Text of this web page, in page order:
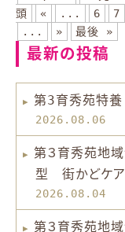
頭
« ... 6 7
...
» 最後 »
最新の投稿
第3育秀苑特
2026.08.06
第３育秀苑地域
型 街かどケア
2026.08.04
第３育秀苑地域